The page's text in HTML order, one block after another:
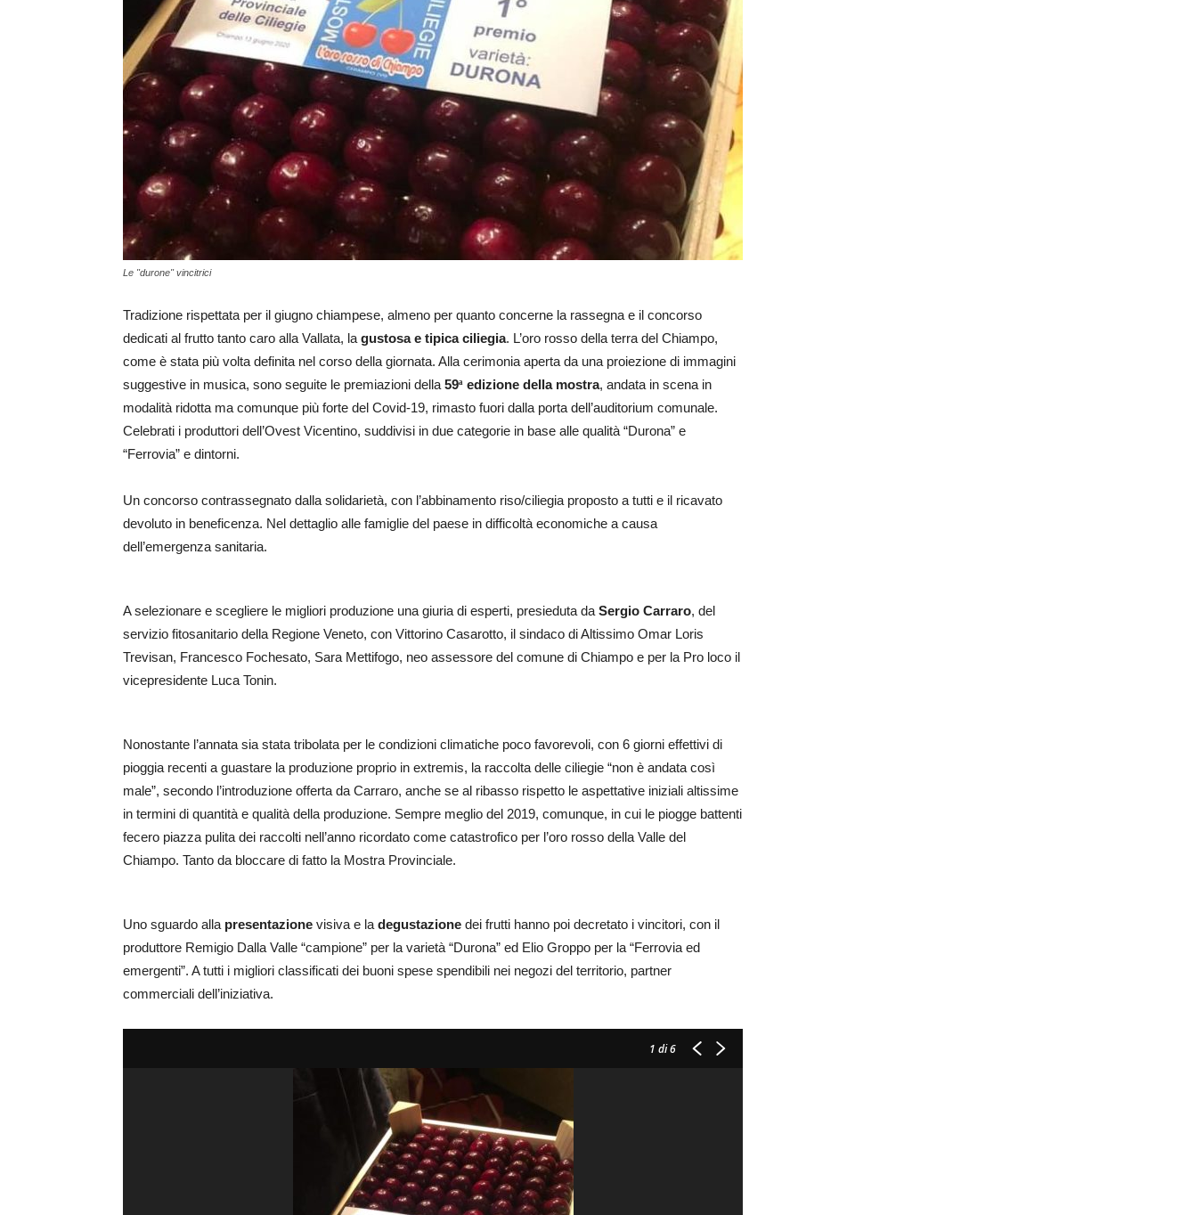
Le "durone" vincitrici
Tradizione rispettata per il giugno chiampese, almeno per quanto concerne la rassegna e il concorso
dedicati al frutto tanto caro alla Vallata, la gustosa e tipica ciliegia. L’oro rosso della terra del Chiampo,
come è stata più volta definita nel corso della giornata. Alla cerimonia aperta da una proiezione di immagini
suggestive in musica, sono seguite le premiazioni della 59ª edizione della mostra, andata in scena in
modalità ridotta ma comunque più forte del Covid-19, rimasto fuori dalla porta dell’auditorium comunale.
Celebrati i produttori dell’Ovest Vicentino, suddivisi in due categorie in base alle qualità “Durona” e
“Ferrovia” e dintorni.
Un concorso contrassegnato dalla solidarietà, con l’abbinamento riso/ciliegia proposto a tutti e il ricavato
devoluto in beneficenza. Nel dettaglio alle famiglie del paese in difficoltà economiche a causa
dell’emergenza sanitaria.
A selezionare e scegliere le migliori produzione una giuria di esperti, presieduta da Sergio Carraro, del
servizio fitosanitario della Regione Veneto, con Vittorino Casarotto, il sindaco di Altissimo Omar Loris
Trevisan, Francesco Fochesato, Sara Mettifogo, neo assessore del comune di Chiampo e per la Pro loco il
vicepresidente Luca Tonin.
Nonostante l’annata sia stata tribolata per le condizioni climatiche poco favorevoli, con 6 giorni effettivi di
pioggia recenti a guastare la produzione proprio in extremis, la raccolta delle ciliegie “non è andata così
male”, secondo l’introduzione offerta da Carraro, anche se al ribasso rispetto le aspettative iniziali altissime
in termini di quantità e qualità della produzione. Sempre meglio del 2019, comunque, in cui le piogge battenti
fecero piazza pulita dei raccolti nell’anno ricordato come catastrofico per l’oro rosso della Valle del
Chiampo. Tanto da bloccare di fatto la Mostra Provinciale.
Uno sguardo alla presentazione visiva e la degustazione dei frutti hanno poi decretato i vincitori, con il
produttore Remigio Dalla Valle “campione” per la varietà “Durona” ed Elio Groppo per la “Ferrovia ed
emergenti”. A tutti i migliori classificati dei buoni spese spendibili nei negozi del territorio, partner
commerciali dell’iniziativa.
1 di 6